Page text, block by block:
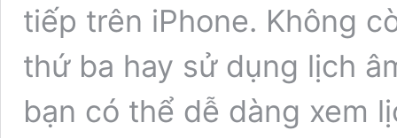
tiếp trên iPhone. Không
thứ ba hay sử dụng lịch
bạn có thể dễ dàng xem